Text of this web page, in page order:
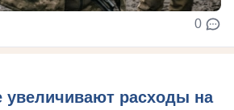
0
увеличивают расходы на